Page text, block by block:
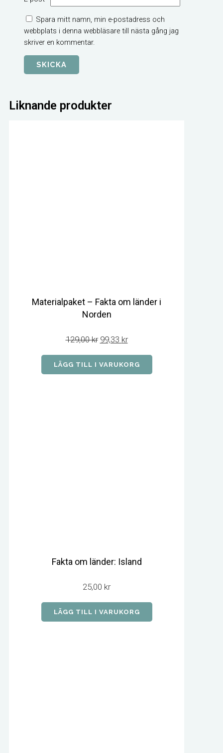
Spara mitt namn, min e-postadress och
webbplats i denna webbläsare till nästa gång jag
skriver en kommentar.
Liknande produkter
Materialpaket – Fakta om länder i
Norden
129,00krursprungliga
priset
var:
129,00 kr.
99,33 krnuvarande
priset
är:
99,33 kr.
LÄGG TILL I VARUKORG
Fakta om länder: Island
25,00 kr
LÄGG TILL I VARUKORG